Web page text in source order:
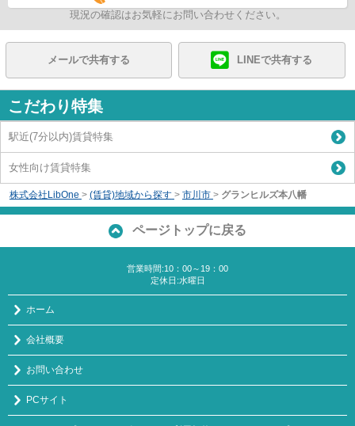
現況の確認はお気軽にお問い合わせください。
メールで共有する LINEで共有する
こだわり特集
駅近(7分以内)賃貸特集
女性向け賃貸特集
株式会社LibOne > (賃貸)地域から探す > 市川市 > グランヒルズ本八幡
ページトップに戻る
営業時間:10：00～19：00
定休日:水曜日
ホーム
会社概要
お問い合わせ
PCサイト